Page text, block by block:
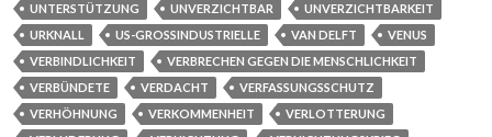
UNTERSTÜTZUNG
UNVERZICHTBAR
UNVERZICHTBARKEIT
URKNALL
US-GROSSINDUSTRIELLE VAN DELFT
VENUS
VERBINDLICHKEIT
VERBRECHEN GEGEN DIE MENSCHLICHKEIT
VERBÜNDETE
VERDACHT
VERFASSUNGSSCHUTZ
VERHÖHNUNG
VERKOMMENHEIT
VERLOTTERUNG